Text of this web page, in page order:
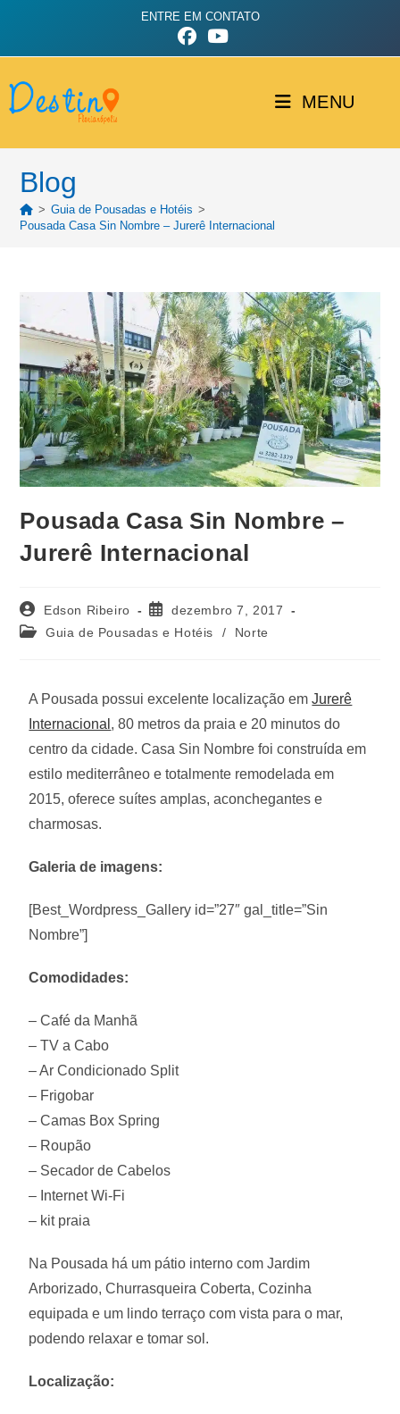
ENTRE EM CONTATO
MENU
Blog
> Guia de Pousadas e Hotéis >
Pousada Casa Sin Nombre – Jurerê Internacional
Pousada Casa Sin Nombre –
Jurerê Internacional
Edson Ribeiro
dezembro 7, 2017
Guia de Pousadas e Hotéis
/ Norte
A Pousada possui excelente localização emJurerê
Internacional , 80 metros da praia e 20 minutos do
centro da cidade. Casa Sin Nombre foi construída em
estilo mediterrâneo e totalmente remodelada em
2015, oferece suítes amplas, aconchegantes e
charmosas.
Galeria de imagens:
[Best_Wordpress_Gallery id=”27″ gal_title=”Sin
Nombre”]
Comodidades:
– Café da Manhã
– TV a Cabo
– Ar Condicionado Split
– Frigobar
– Camas Box Spring
– Roupão
– Secador de Cabelos
– Internet Wi-Fi
– kit praia
Na Pousada há um pátio interno com Jardim
Arborizado, Churrasqueira Coberta, Cozinha
equipada e um lindo terraço com vista para o mar,
podendo relaxar e tomar sol.
Localização: